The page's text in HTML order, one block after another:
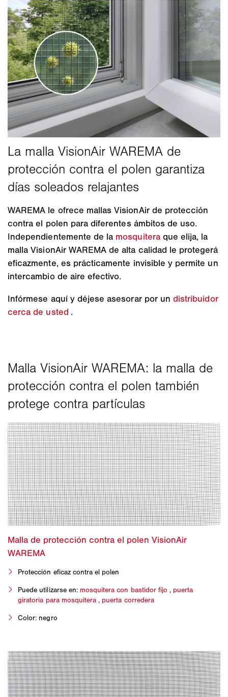
WAREMA le ofrece mallas VisionAir de protección
contra el polen para diferentes ámbitos de uso.
Independientemente de la mosquiteraque elija, la
malla VisionAir WAREMA de alta calidad le protegerá
eficazmente, es prácticamente invisible y permite un
intercambio de aire efectivo.
Infórmese aquí y déjese asesorar por un distribuidor
cerca de usted .
Protección eficaz contra el polen
Puede utilizarse en: mosquitera con bastidor fijo , puerta
giratoria para mosquitera , puerta corredera
Color: negro